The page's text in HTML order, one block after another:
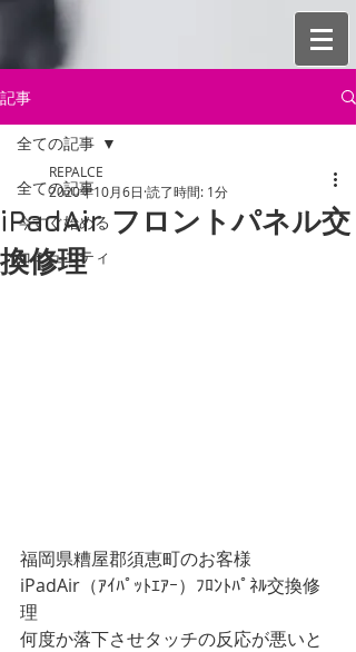
記事
全ての記事
今すぐ始める
コミュニティ
全ての記事
iPadAir フロントパネル交
換修理
REPALCE
2020年10月6日 読了時間: 1分
福岡県糟屋郡須恵町のお客様
iPadAir（ｱｲﾊﾟｯﾄｴｱｰ）ﾌﾛﾝﾄﾊﾟﾈﾙ交換修
理
何度か落下させタッチの反応が悪いと